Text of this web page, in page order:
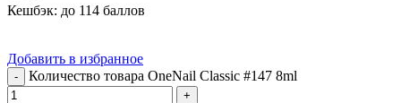
Кешбэк: до 114 баллов
Добавить в избранное
Количество товара OneNail Classic #147 8ml